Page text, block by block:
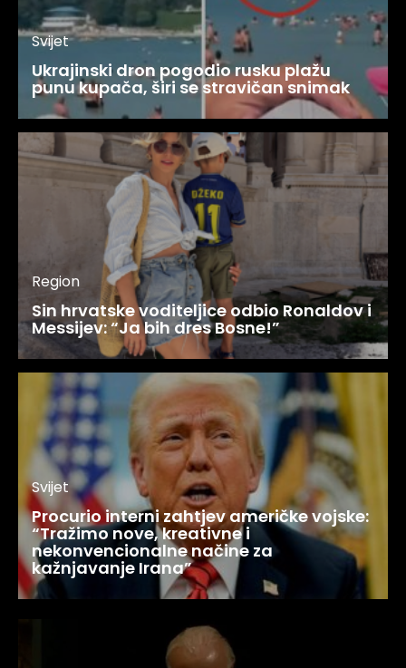
Svijet
Ukrajinski dron pogodio rusku plažu
punu kupača, širi se stravičan snimak
Region
Sin hrvatske voditeljice odbio Ronaldov i
Messijev: “Ja bih dres Bosne!”
Svijet
Procurio interni zahtjev američke vojske:
“Tražimo nove, kreativne i
nekonvencionalne načine za
kažnjavanje Irana”